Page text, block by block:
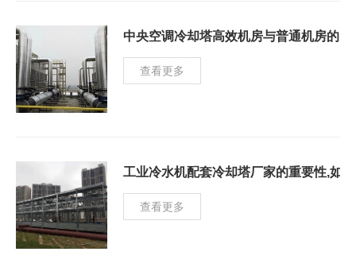
中央空调冷却塔高效机房与普通机房的
查看更多
工业冷水机配套冷却塔厂家的重要性,如
查看更多